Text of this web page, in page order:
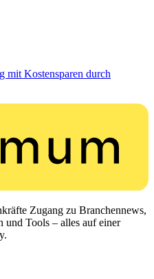
mit Kostensparen durch
Zugang zu Branchennews,
und Tools – alles auf einer